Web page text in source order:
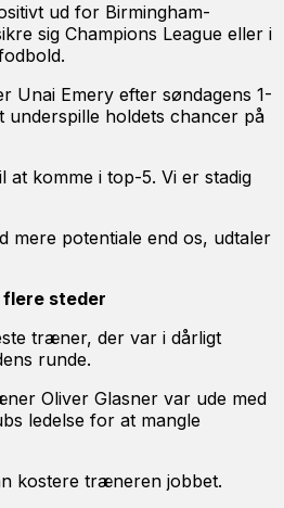
ud for Birmingham-
sig Champions League eller i
Unai Emery efter søndagens 1-
underspille holdets chancer på
at komme i top-5. Vi er stadig
mere potentiale end os, udtaler
steder
træner, der var i dårligt
runde.
Oliver Glasner var ude med
ledelse for at mangle
kostere træneren jobbet.